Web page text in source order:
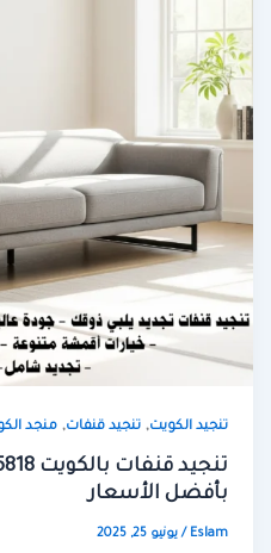
تنجيد الكويت,تنجيد قنفات,منجد الكويت
بأفضل الأسعار
Eslam
/يونيو 25, 2025